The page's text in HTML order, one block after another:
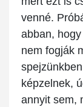
venné.
abban,
nem fogják
képzelnek,
annyit sem,